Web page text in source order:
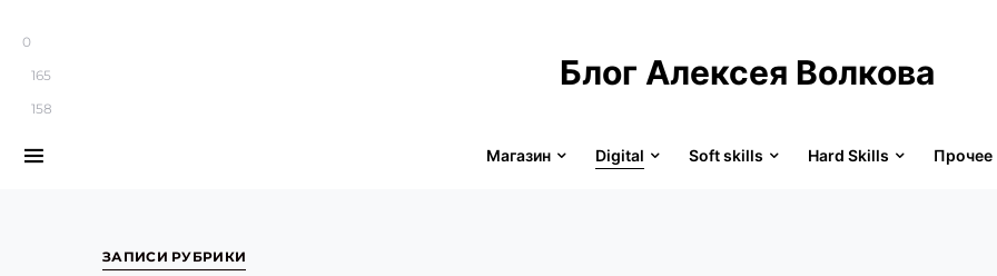
0
165
158
Блог Алексея Волкова
Магазин Digital Soft skills Hard Skills Прочее
ЗАПИСИ РУБРИКИ